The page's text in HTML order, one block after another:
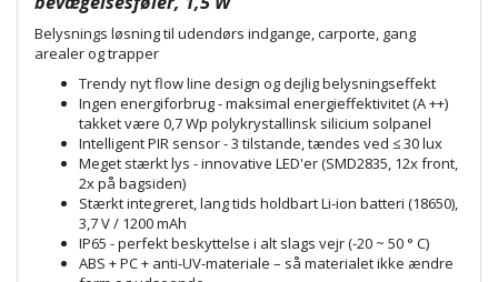
Belysnings løsning til udendørs indgange, carporte, gang
arealer og trapper
Trendy nyt flow line design og dejlig belysningseffekt
Ingen energiforbrug - maksimal energieffektivitet (A ++)
takket være 0,7 Wp polykrystallinsk silicium solpanel
Intelligent PIR sensor - 3 tilstande, tændes ved ≤ 30 lux
Meget stærkt lys - innovative LED'er (SMD2835, 12x front,
2x på bagsiden)
Stærkt integreret, lang tids holdbart Li-ion batteri (18650),
3,7 V / 1200 mAh
IP65 - perfekt beskyttelse i alt slags vejr (-20 ~ 50 ° C)
ABS + PC + anti-UV-materiale – så materialet ikke ændre